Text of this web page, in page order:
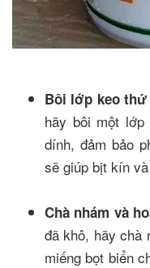
Bôi lớp keo thứ
hãy bôi một
dính, đảm bảo
sẽ giúp bịt kín
Chà nhám và
đã khô, hãy chà
miếng bọt biển